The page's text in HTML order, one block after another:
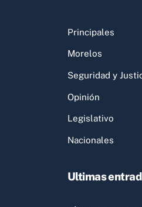
Principales
Morelos
Seguridad y
Opinión
Legislativo
Nacionales
Ultimas